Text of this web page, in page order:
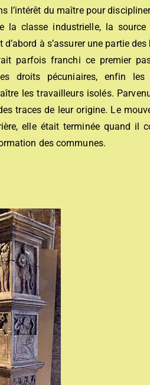
l’intérêt du maître pour
classe industrielle, la source
à s’assurer une partie
parfois franchi ce premier
droits pécuniaires, enfin les
les travailleurs isolés.
traces de leur origine. Le
elle était terminée quand il
des communes.